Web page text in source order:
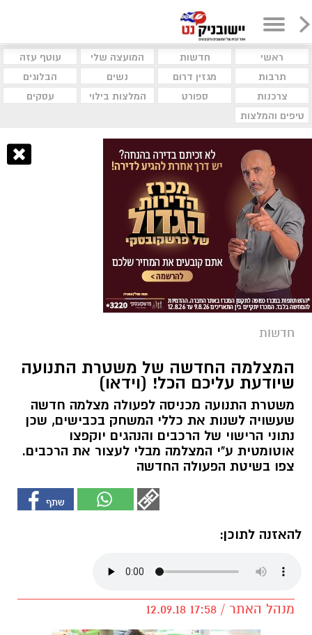
ראשי חדשות המועצה שלי
עוטף עזה
תרבות
מגזין דרום נשים
הבלוגים
צרכנות
ספורט המלצות בילוי
עסקים
טיפים והמלצות
חדשות
המצלמה החדשה של משטרת התנועה
שיודעת עליכם הכל! (וידאו)
משטרת התנועה מכניסה לפעולה מצלמה חדשה
שעשויה לשנות את כללי המשחק בכבישים, שכן
נתוני הרישוי של הרכבים והנהגים יוקפצו
אוטומטית ע"י המצלמה מבלי לעצור את הרכבים.
צפו בשיטת הפעולה החדשה
להאזנה לתוכן:
מנהל האתר / 17:58 12.09.18